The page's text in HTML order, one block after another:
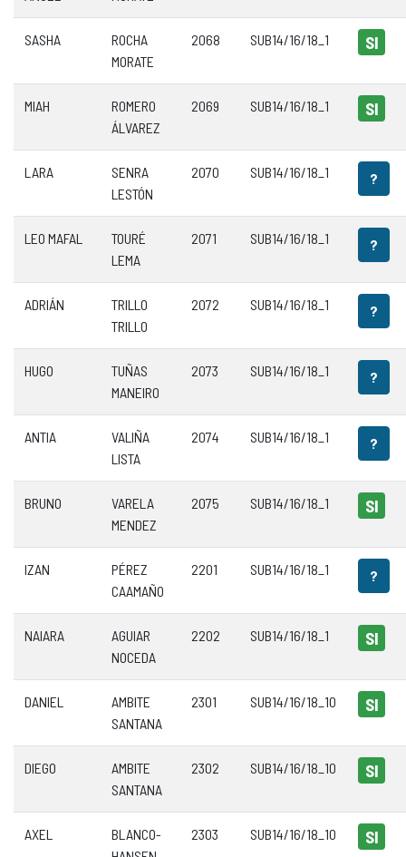
SASHA
ROCHA
MORATE
2068 SUB14/16/18_1 SI
MIAH
ROMERO
ÁLVAREZ
2069 SUB14/16/18_1 SI
LARA
SENRA
LESTÓN
2070 SUB14/16/18_1 ?
LEO MAFAL
TOURÉ
LEMA
2071 SUB14/16/18_1 ?
ADRIÁN
TRILLO
TRILLO
2072 SUB14/16/18_1 ?
HUGO
TUÑAS
MANEIRO
2073 SUB14/16/18_1 ?
ANTIA
VALIÑA
LISTA
2074 SUB14/16/18_1 ?
BRUNO
VARELA
MENDEZ
2075 SUB14/16/18_1 SI
IZAN
PÉREZ
CAAMAÑO
2201 SUB14/16/18_1 ?
NAIARA
AGUIAR
NOCEDA
2202 SUB14/16/18_1 SI
DANIEL
AMBITE
SANTANA
2301 SUB14/16/18_10 SI
DIEGO
AMBITE
SANTANA
2302 SUB14/16/18_10 SI
AXEL
BLANCO-
2303 SUB14/16/18_10 SI